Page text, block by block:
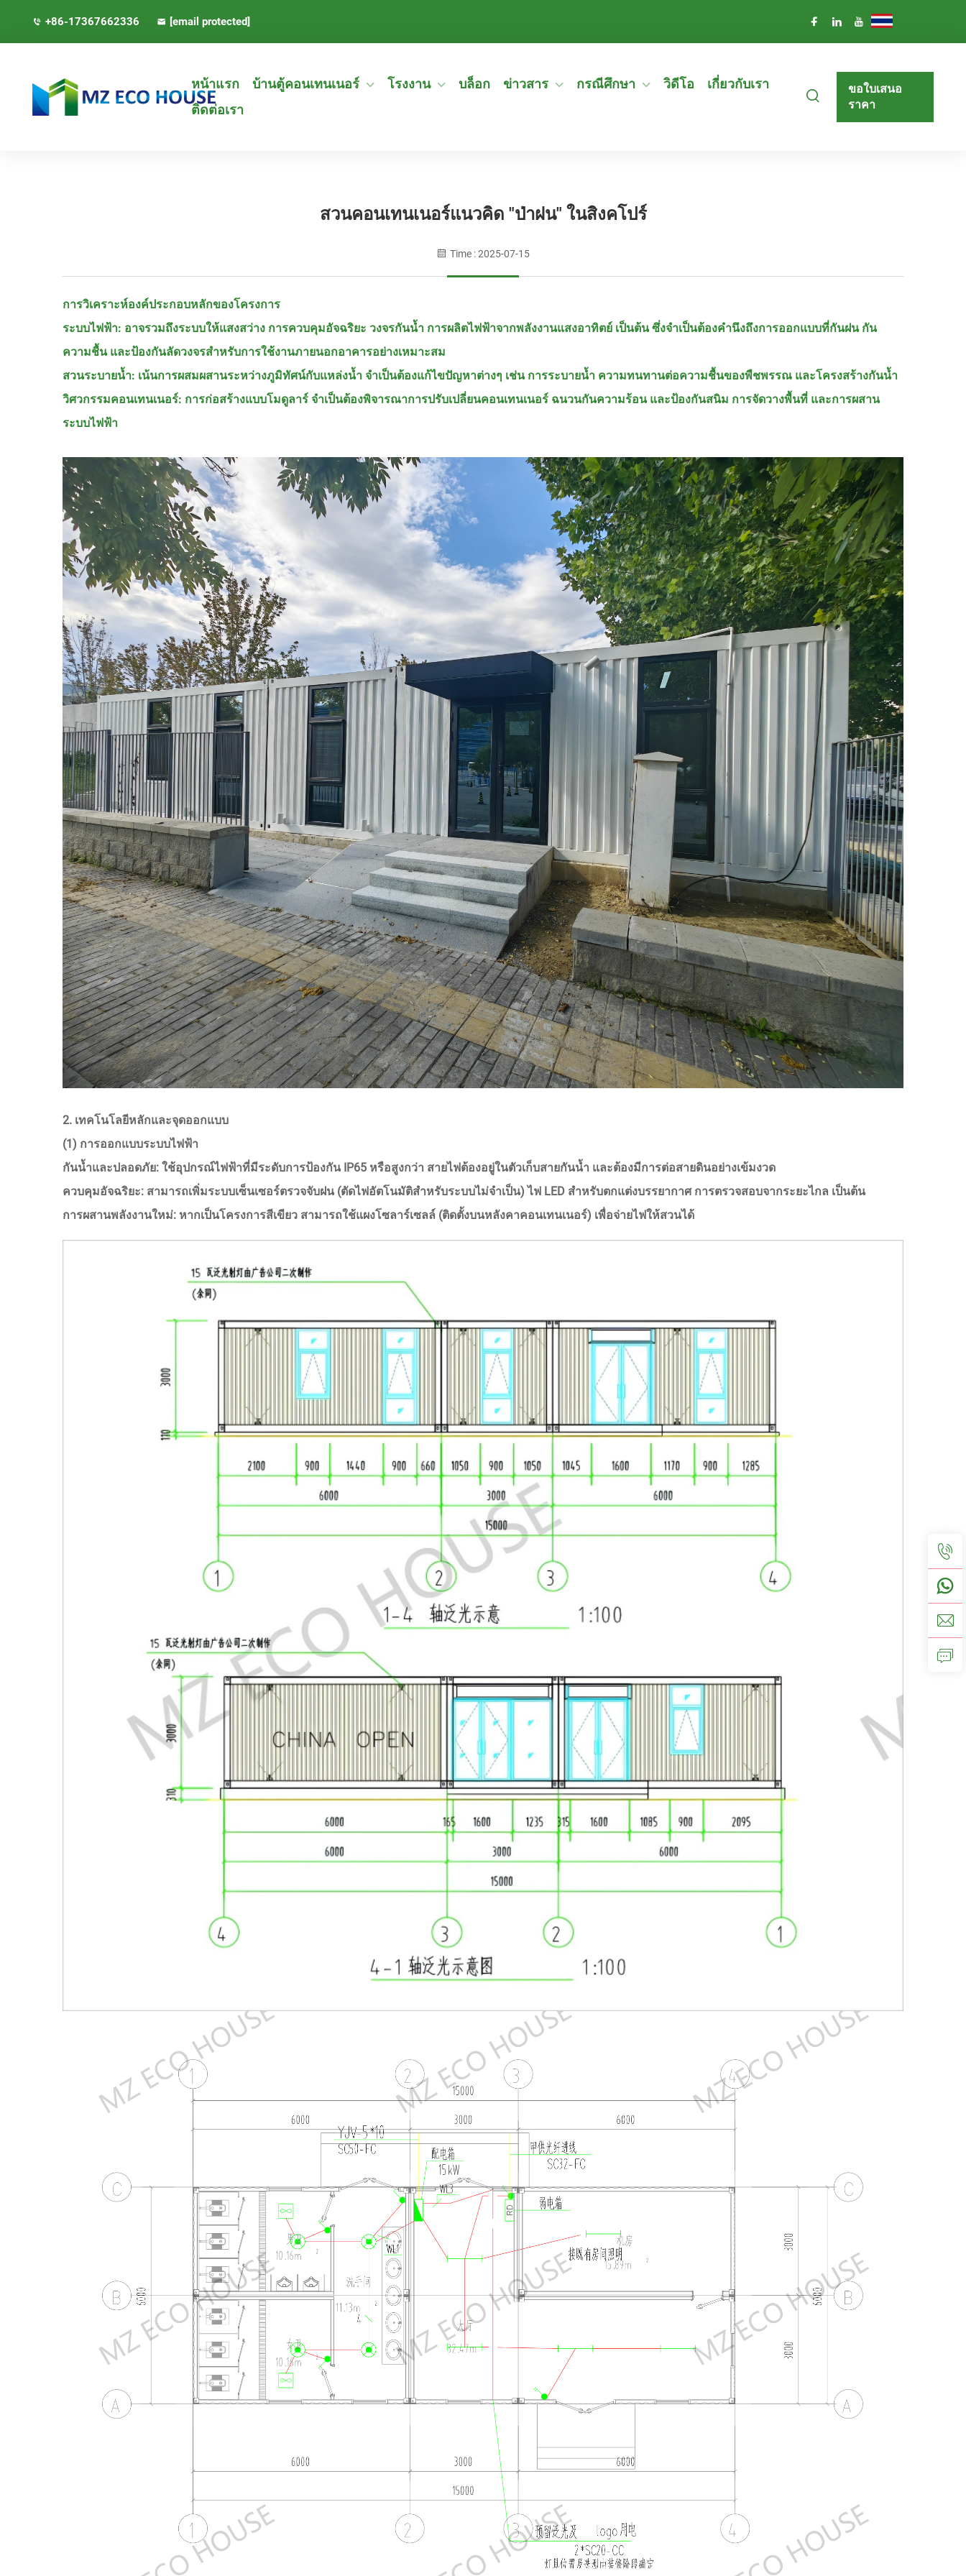
+86-17367662336 [email protected]
หน้าแรก บ้านตู้คอนเทนเนอร์ โรงงาน บล็อก ข่าวสาร กรณีศึกษา วิดีโอ
เกี่ยวกับเรา
ติดต่อเรา
ขอใบเสนอ
ราคา
สวนคอนเทนเนอร์แนวคิด "ป่าฝน" ในสิงคโปร์
Time : 2025-07-15
การวิเคราะห์องค์ประกอบหลักของโครงการ
ระบบไฟฟ้า: อาจรวมถึงระบบให้แสงสว่าง การควบคุมอัจฉริยะ วงจรกันน้ำ การผลิตไฟฟ้าจากพลังงานแสงอาทิตย์ เป็นต้น ซึ่งจำเป็นต้องคำนึงถึงการออกแบบที่กันฝน กัน
ความชื้น และป้องกันลัดวงจรสำหรับการใช้งานภายนอกอาคารอย่างเหมาะสม
สวนระบายน้ำ: เน้นการผสมผสานระหว่างภูมิทัศน์กับแหล่งน้ำ จำเป็นต้องแก้ไขปัญหาต่างๆ เช่น การระบายน้ำ ความทนทานต่อความชื้นของพืชพรรณ และโครงสร้างกันน้ำ
วิศวกรรมคอนเทนเนอร์: การก่อสร้างแบบโมดูลาร์ จำเป็นต้องพิจารณาการปรับเปลี่ยนคอนเทนเนอร์ ฉนวนกันความร้อน และป้องกันสนิม การจัดวางพื้นที่ และการผสาน
ระบบไฟฟ้า
2. เทคโนโลยีหลักและจุดออกแบบ
(1) การออกแบบระบบไฟฟ้า
กันน้ำและปลอดภัย: ใช้อุปกรณ์ไฟฟ้าที่มีระดับการป้องกัน IP65 หรือสูงกว่า สายไฟต้องอยู่ในตัวเก็บสายกันน้ำ และต้องมีการต่อสายดินอย่างเข้มงวด
ควบคุมอัจฉริยะ: สามารถเพิ่มระบบเซ็นเซอร์ตรวจจับฝน (ตัดไฟอัตโนมัติสำหรับระบบไม่จำเป็น) ไฟ LED สำหรับตกแต่งบรรยากาศ การตรวจสอบจากระยะไกล เป็นต้น
การผสานพลังงานใหม่: หากเป็นโครงการสีเขียว สามารถใช้แผงโซลาร์เซลล์ (ติดตั้งบนหลังคาคอนเทนเนอร์) เพื่อจ่ายไฟให้สวนได้